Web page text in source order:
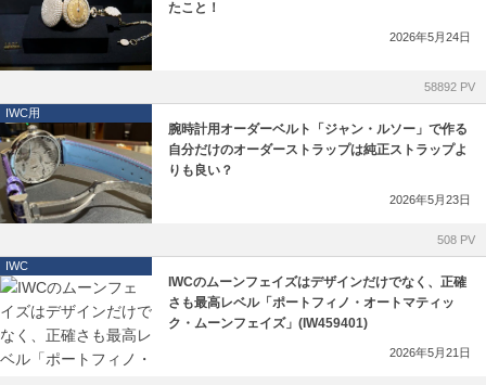
たこと！
2026年5月24日
58892 PV
IWC用
腕時計用オーダーベルト「ジャン・ルソー」で作る
自分だけのオーダーストラップは純正ストラップよ
りも良い？
2026年5月23日
508 PV
IWC
IWCのムーンフェイズはデザインだけでなく、正確
さも最高レベル「ポートフィノ・オートマティッ
ク・ムーンフェイズ」(IW459401)
2026年5月21日
MAURICE LACROIX
NORQAIN
PANERAI
ROGER DUBUIS
ゼニス ブティック大阪